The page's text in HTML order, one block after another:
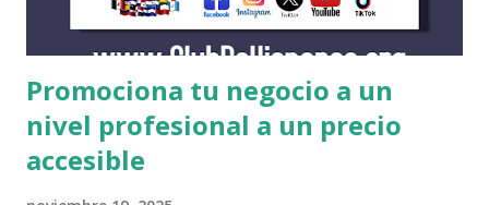
http://w...
Promociona tu negocio a un
nivel profesional a un precio
accesible